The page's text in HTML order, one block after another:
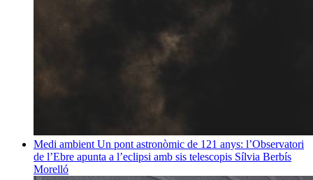
Medi ambient Un pont astronòmic de 121 anys: l’Observatori
de l’Ebre apunta a l’eclipsi amb sis telescopis Sílvia Berbís
Morelló